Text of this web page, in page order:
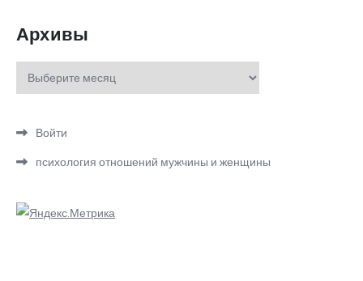
Архивы
Архивы
Войти
психология отношений мужчины и женщины